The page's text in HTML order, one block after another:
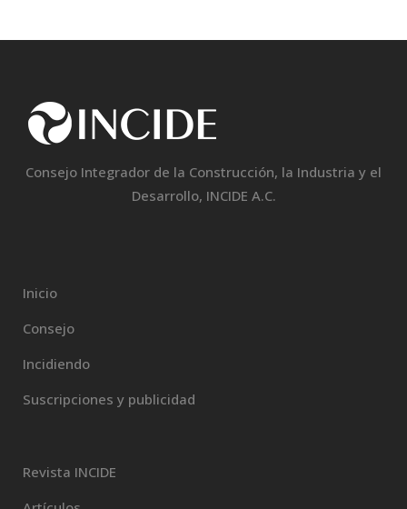
Consejo Integrador de la Construcción, la Industria y el
Desarrollo, INCIDE A.C.
Inicio
Consejo
Incidiendo
Suscripciones y publicidad
Revista INCIDE